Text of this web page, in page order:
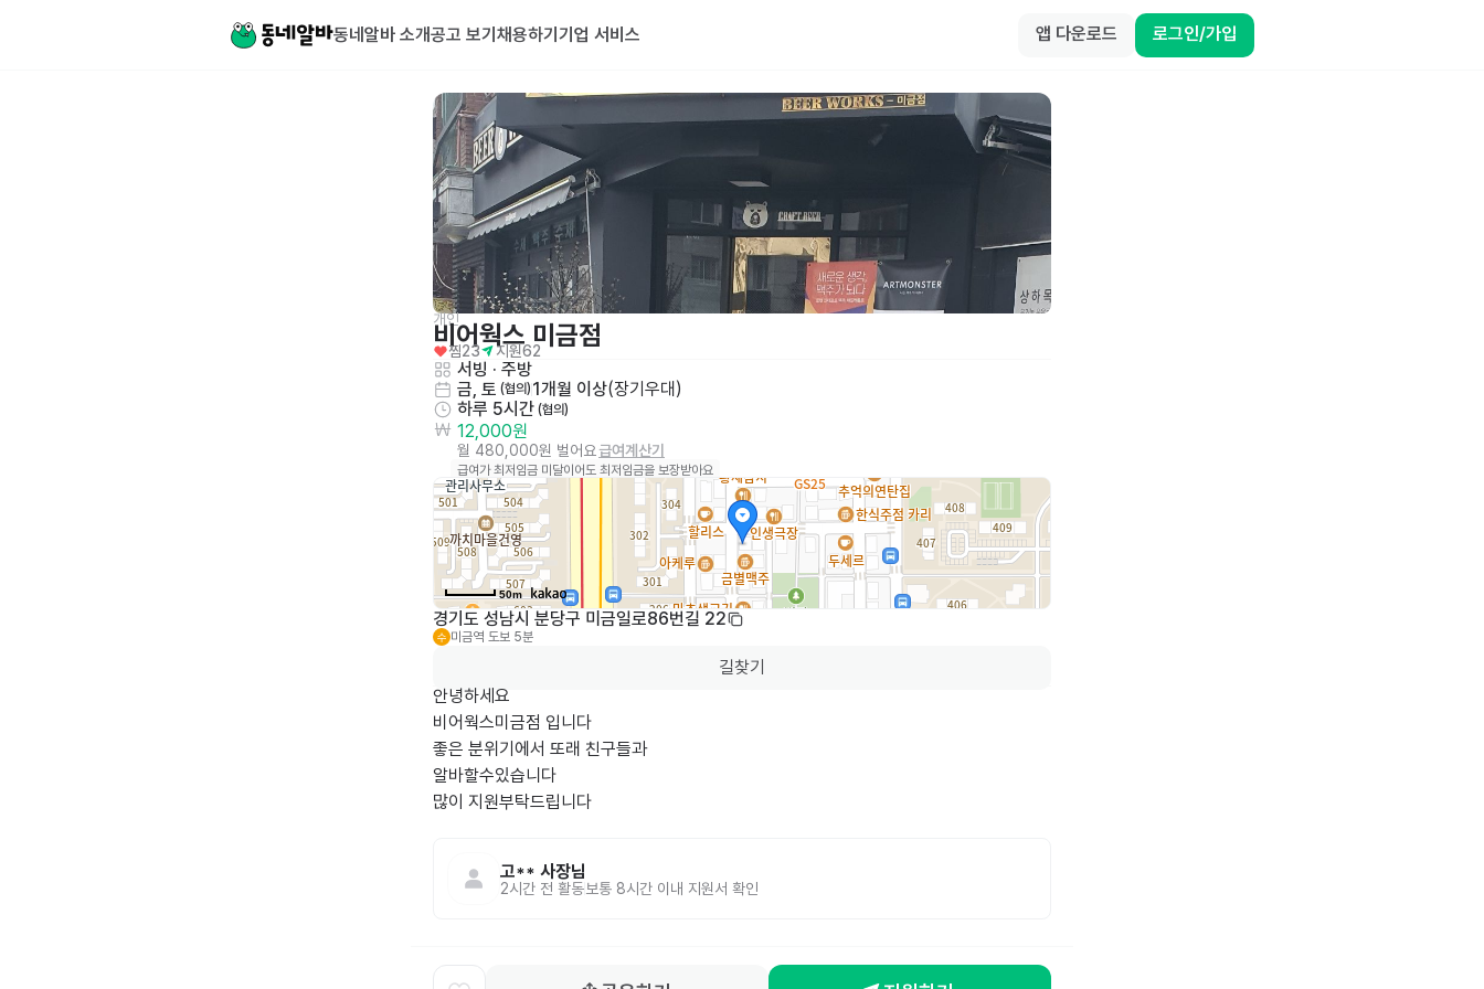
동네알바 소개공고 보기 채용하기 기업 서비스 앱 다운로드 로그인/가입
개인
비어웍스 미금점
찜23 지원62
서빙 · 주방
금, 토 (협의) 1개월 이상(장기우대 )
하루 5시간 (협의)
12,000원
월 480,000원 벌어요급여계산기
급여가 최저임금 미달이어도 최저임금을 보장받아요
50m
경기도 성남시 분당구 미금일로86번길 22
수 미금역 도보 5분
길찾기
안녕하세요
비어웍스미금점 입니다
좋은 분위기에서 또래 친구들과
알바할수있습니다
많이 지원부탁드립니다
고** 사장님
2시간 전 활동보통 8시간 이내 지원서 확인